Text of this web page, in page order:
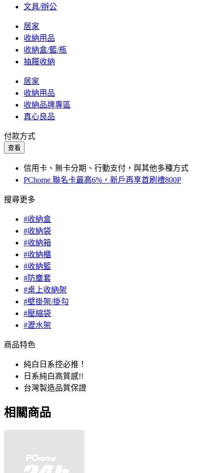
文具/辦公
居家
收納用品
收納盒/籃/瓶
抽屜收納
居家
收納用品
收納品牌專區
真心良品
付款方式
查看
信用卡、無卡分期、行動支付，與其他多種方式
PChome 聯名卡最高6%，新戶再享首刷禮800P
搜尋更多
#收納盒
#收納袋
#收納箱
#收納櫃
#收納籃
#防塵套
#桌上收納架
#壁掛架/掛勾
#壓縮袋
#瀝水架
商品特色
純白日系控必推！
日系純白高質感!!
台灣製造品質保證
相關商品